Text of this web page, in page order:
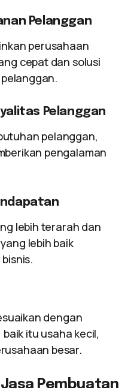
Pelanggan
perusahaan
cepat dan solusi
Pelanggan
pelanggan,
pengalaman
lebih terarah dan
lebih baik
dengan
itu usaha kecil,
besar.
Pembuatan